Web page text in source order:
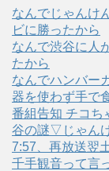
なんでじゃんけ
ビに勝ったから
なんで渋谷に人
たから
なんでハンバー
器を使わず手で
番組告知 チコ
谷の謎▽じゃん
7:57、再放送翌
千手観音って言